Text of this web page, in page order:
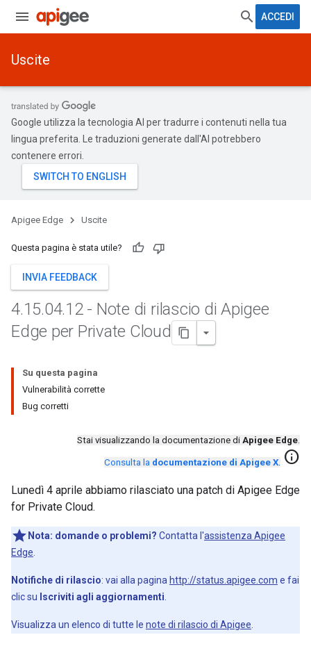
ACCEDI
Uscite
Google utilizza la tecnologia AI per tradurre i contenuti nella tua
lingua preferita. Le traduzioni generate dall'AI potrebbero
contenere errori.
Apigee Edge Uscite
Questa pagina è stata utile?
INVIA FEEDBACK
4.15.04.12 - Note di rilascio di Apigee
Edge per Private Cloud
Su questa pagina
Vulnerabilità corrette
Bug corretti
Stai visualizzando la documentazione di Apigee Edge.
Consulta la documentazione di Apigee X. info
Lunedì 4 aprile abbiamo rilasciato una patch di Apigee Edge
for Private Cloud.
Nota: domande o problemi? Contatta l'assistenza Apigee
Edge
Notifiche di rilascio: vai alla pagina http://status.apigee.com e fai
clic su Iscriviti agli aggiornamenti
Visualizza un elenco di tutte le note di rilascio di Apigee